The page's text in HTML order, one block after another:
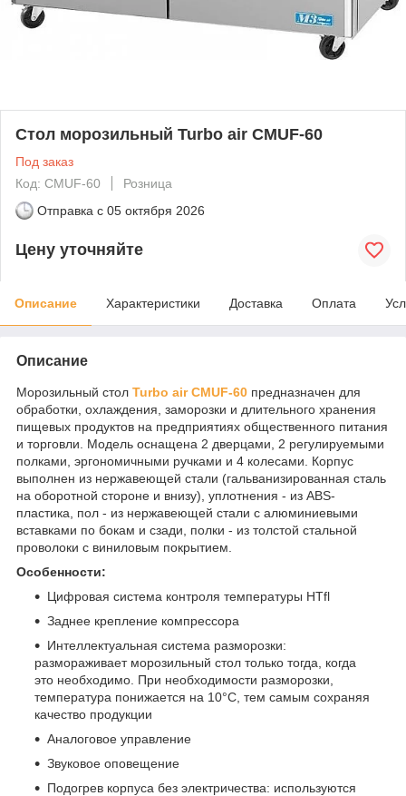
Стол морозильный Turbo air CMUF-60
Под заказ
Код: CMUF-60
Розница
Отправка с 05 октября 2026
Цену уточняйте
Описание Характеристики Доставка Оплата
Описание
Морозильный стол Turbo air CMUF-60 предназначен для
обработки, охлаждения, заморозки и длительного хранения
пищевых продуктов на предприятиях общественного питания
и торговли. Модель оснащена 2 дверцами, 2 регулируемыми
полками, эргономичными ручками и 4 колесами. Корпус
выполнен из нержавеющей стали (гальванизированная сталь
на оборотной стороне и внизу), уплотнения - из ABS-
пластика, пол - из нержавеющей стали с алюминиевыми
вставками по бокам и сзади, полки - из толстой стальной
проволоки с виниловым покрытием.
Особенности:
Цифровая система контроля температуры HTfl
Заднее крепление компрессора
Интеллектуальная система разморозки:
размораживает морозильный стол только тогда, когда
это необходимо. При необходимости разморозки,
температура понижается на 10°C, тем самым сохраняя
качество продукции
Аналоговое управление
Звуковое оповещение
Подогрев корпуса без электричества: используются